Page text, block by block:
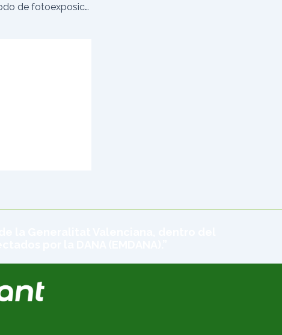
Innovador método de fotoexposición que acelera el reciclaje de plásticos